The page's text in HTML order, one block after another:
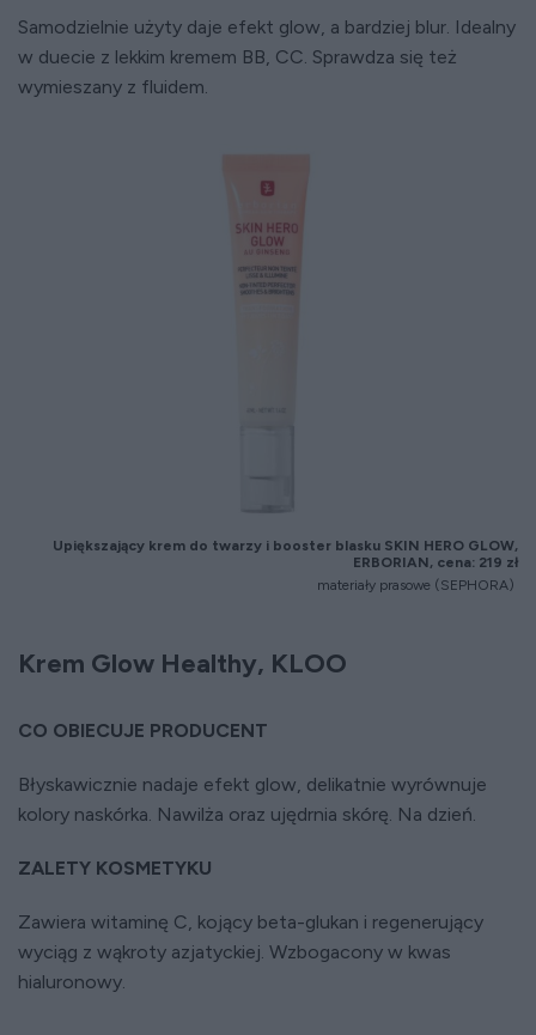
Samodzielnie użyty daje efekt glow, a bardziej blur. Idealny
w duecie z lekkim kremem BB, CC. Sprawdza się też
wymieszany z fluidem.
Upiększający krem do twarzy i booster blasku SKIN HERO GLOW,
ERBORIAN, cena: 219 zł
materiały prasowe (SEPHORA)
Krem Glow Healthy, KLOO
CO OBIECUJE PRODUCENT
Błyskawicznie nadaje efekt glow, delikatnie wyrównuje
kolory naskórka. Nawilża oraz ujędrnia skórę. Na dzień.
ZALETY KOSMETYKU
Zawiera witaminę C, kojący beta-glukan i regenerujący
wyciąg z wąkroty azjatyckiej. Wzbogacony w kwas
hialuronowy.